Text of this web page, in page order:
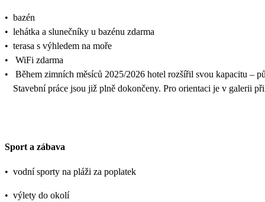
• bazén
• lehátka a slunečníky u bazénu zdarma
• terasa s výhledem na moře
•
WiFi zdarma
•
Během zimních měsíců 2025/2026 hotel rozšířil svou kapacitu –
Stavební práce jsou již plně dokončeny. Pro orientaci je v galerii
Sport a zábava
• vodní sporty na pláži za poplatek
• výlety do okolí